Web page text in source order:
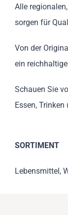
Alle
sorgen für
Von der
ein
Schauen Sie
Essen,
SORTIMENT
Lebensmittel,